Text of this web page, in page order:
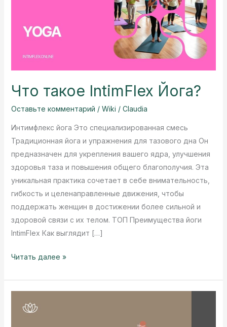
Что такое IntimFlex Йога?
Оставьте комментарий / Wiki / Claudia
Интимфлекс йога Это специализированная смесь
Традиционная йога и упражнения для тазового дна Он
предназначен для укрепления вашего ядра, улучшения
здоровья таза и повышения общего благополучия. Эта
уникальная практика сочетает в себе внимательность,
гибкость и целенаправленные движения, чтобы
поддержать женщин в достижении более сильной и
здоровой связи с их телом. ТОП Преимущества йоги
IntimFlex Как выглядит […]
Что
IntimFlex
Читать далее »